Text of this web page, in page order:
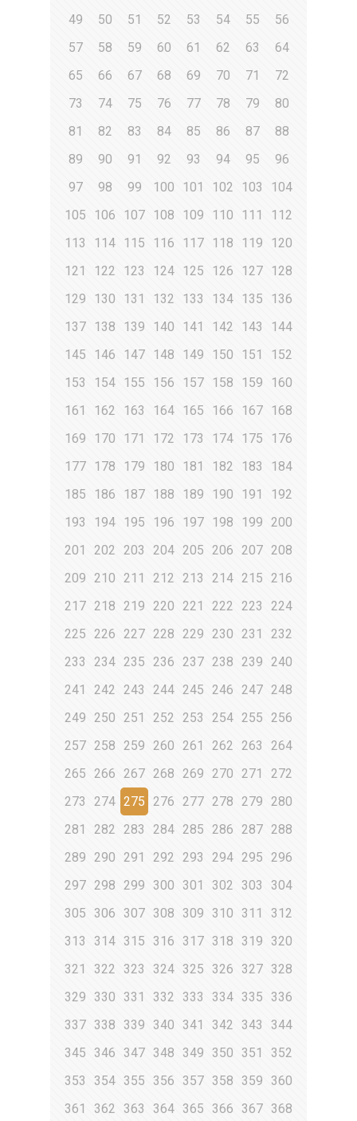
49
50 51 52 53 54 55
56
57
58 59 60 61 62 63
64
65
66 67 68 69 70 71
72
73
74 75 76 77 78 79
80
81
82 83 84 85 86 87
88
89
90 91 92 93 94 95
96
97
98 99 100 101 102 103
104
105
106 107 108 109 110 111
112
113
114 115 116 117 118 119
120
121
122 123 124 125 126 127 128
129
130 131 132 133 134 135
136
137 138 139 140 141 142 143
144
145
146 147 148 149 150 151
152
153
154 155 156 157 158 159
160
161
162 163 164 165 166 167 168
169
170 171 172 173 174 175
176
177 178 179 180 181 182 183
184
185
186 187 188 189 190 191
192
193
194 195 196 197 198 199
200
201
202 203 204 205 206 207 208
209
210 211 212 213 214 215
216
217 218 219 220 221 222 223
224
225
226 227 228 229 230 231
232
233
234 235 236 237 238 239
240
241
242 243 244 245 246 247 248
249
250 251 252 253 254 255
256
257 258 259 260 261 262 263
264
265
266 267 268 269 270 271
272
273
274 275 276 277 278 279
280
281
282 283 284 285 286 287 288
289
290 291 292 293 294 295
296
297 298 299 300 301 302 303
304
305
306 307 308 309 310 311
312
313
314 315 316 317 318 319
320
321
322 323 324 325 326 327 328
329
330 331 332 333 334 335
336
337 338 339 340 341 342 343
344
345
346 347 348 349 350 351
352
353
354 355 356 357 358 359 360
361
362 363 364 365 366 367 368